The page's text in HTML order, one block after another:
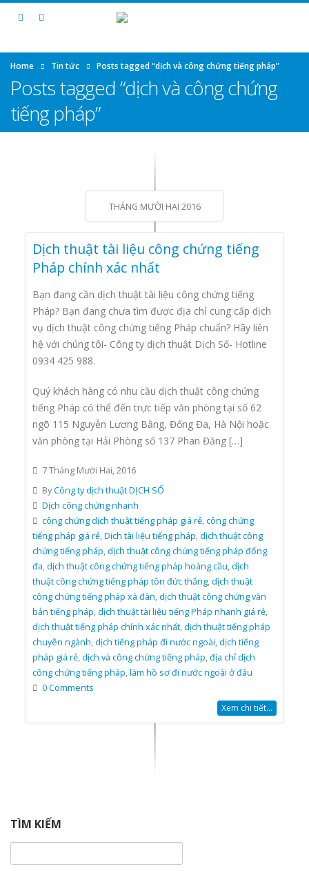
Home Tin tức Posts tagged “dịch và công chứng tiếng pháp”
Posts tagged “dịch và công chứng
tiếng pháp”
THÁNG MƯỜI HAI 2016
Dịch thuật tài liệu công chứng tiếng
Pháp chính xác nhất
Bạn đang cần dịch thuật tài liệu công chứng tiếng
Pháp? Bạn đang chưa tìm được địa chỉ cung cấp dịch
vụ dịch thuật công chứng tiếng Pháp chuẩn? Hãy liên
hệ với chúng tôi- Công ty dịch thuật Dịch Số- Hotline
0934 425 988.
Quý khách hàng có nhu cầu dịch thuật công chứng
tiếng Pháp có thể đến trực tiếp văn phòng tại số 62
ngõ 115 Nguyễn Lương Bằng, Đống Đa, Hà Nội hoặc
văn phòng tại Hải Phòng số 137 Phan Đăng […]
7 Tháng Mười Hai, 2016
ByCông ty dịch thuật DỊCH SỐ
Dịch công chứng nhanh
công chứng dịch thuật tiếng pháp giá rẻ,công chứng
tiếng pháp giá rẻ,Dịch tài liệu tiếng pháp,dịch thuật công
chứng tiếng pháp,dịch thuật công chứng tiếng pháp đống
đa,dịch thuật công chứng tiếng pháp hoàng cầu,dịch
thuật công chứng tiếng pháp tôn đức thắng,dịch thuật
công chứng tiếng pháp xã đàn,dịch thuật công chứng văn
bản tiếng pháp,dịch thuật tài liệu tiếng Pháp nhanh giá rẻ,
dịch thuật tiếng pháp chính xác nhất,dịch thuật tiếng pháp
chuyên ngành,dịch tiếng pháp đi nước ngoài,dịch tiếng
pháp giá rẻ,dịch và công chứng tiếng pháp,địa chỉ dịch
công chứng tiếng pháp,làm hồ sơ đi nước ngoài ở đâu
0 Comments
Xem chi tiết...
TÌM KIẾM
kiếm